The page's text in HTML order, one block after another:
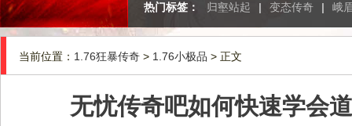
热门标签： 归壑站起 | 变态传奇 | 峨
当前位置： 1.76狂暴传奇 > 1.76小极品 > 正文
无忧传奇吧如何快速学会